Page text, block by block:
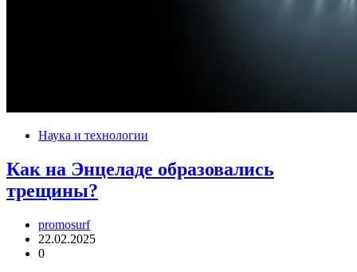
Наука и технологии
Как на Энцеладе образовались
трещины?
promosurf
22.02.2025
0